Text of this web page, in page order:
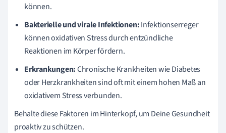
können.
Bakterielle und virale Infektionen:Infektionserreger
können oxidativen Stress durch entzündliche
Reaktionen im Körper fördern.
Erkrankungen:Chronische Krankheiten wie Diabetes
oder Herzkrankheiten sind oft mit einem hohen Maß an
oxidativem Stress verbunden.
Behalte diese Faktoren im Hinterkopf, um Deine Gesundheit
proaktiv zu schützen.